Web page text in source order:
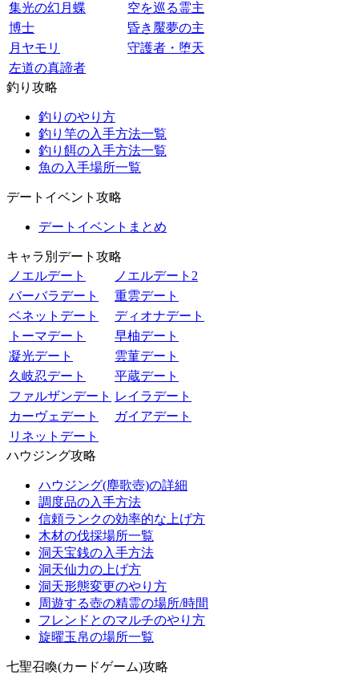
集光の幻月蝶
空を巡る霊主
博士
昏き魘夢の主
月ヤモリ
守護者・堕天
左道の真諦者
釣り攻略
釣りのやり方
釣り竿の入手方法一覧
釣り餌の入手方法一覧
魚の入手場所一覧
デートイベント攻略
デートイベントまとめ
キャラ別デート攻略
ノエルデート
ノエルデート2
バーバラデート
重雲デート
ベネットデート
ディオナデート
トーマデート
早柚デート
凝光デート
雲菫デート
久岐忍デート
平蔵デート
ファルザンデート レイラデート
カーヴェデート
ガイアデート
リネットデート
ハウジング攻略
ハウジング(塵歌壺)の詳細
調度品の入手方法
信頼ランクの効率的な上げ方
木材の伐採場所一覧
洞天宝銭の入手方法
洞天仙力の上げ方
洞天形態変更のやり方
周遊する壺の精霊の場所/時間
フレンドとのマルチのやり方
旋曜玉帛の場所一覧
七聖召喚(カードゲーム)攻略